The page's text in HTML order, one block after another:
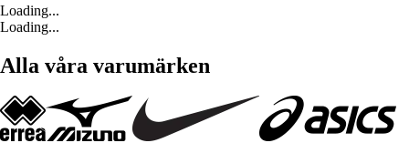
Loading...
Loading...
Alla våra varumärken